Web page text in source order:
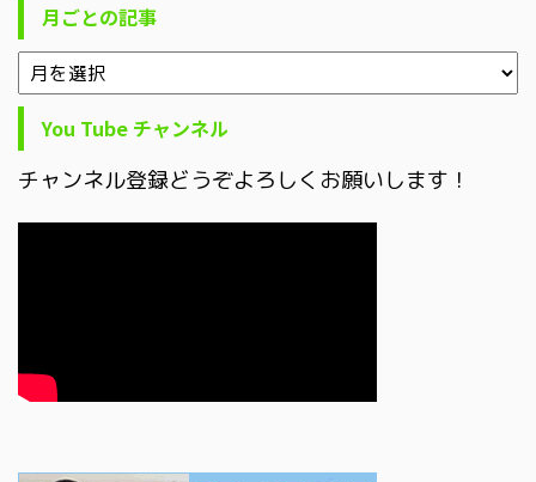
月ごとの記事
You Tube チャンネル
チャンネル登録どうぞよろしくお願いします！